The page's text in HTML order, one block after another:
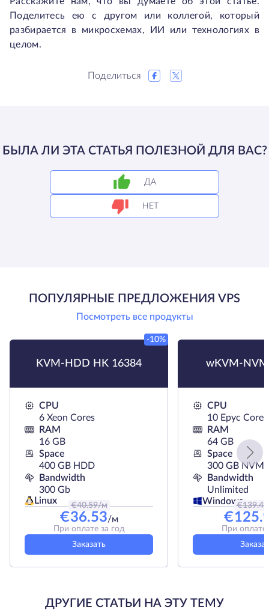
Поделитесь ею с другом или коллегой, который
разбирается в микросхемах, ИИ или технологиях в
целом.
Поделиться
БЫЛА ЛИ ЭТА СТАТЬЯ ПОЛЕЗНОЙ ДЛЯ ВАС?
ДА
НЕТ
ПОПУЛЯРНЫЕ ПРЕДЛОЖЕНИЯ VPS
Посмотреть все продукты
KVM-HDD HK 16384
-10%
CPU
6 Xeon Cores
RAM
16 GB
Space
400 GB HDD
Bandwidth
300 Gb
Linux
€40.59/м
€36.53/м
При оплате за год
Заказать
wKVM-
CPU
10 Epyc Cores
RAM
64 GB
Space
300 GB NVMe
Bandwidth
Unlimited
Windows
€139.49
€
При оплате
ДРУГИЕ СТАТЬИ НА ЭТУ ТЕМУ